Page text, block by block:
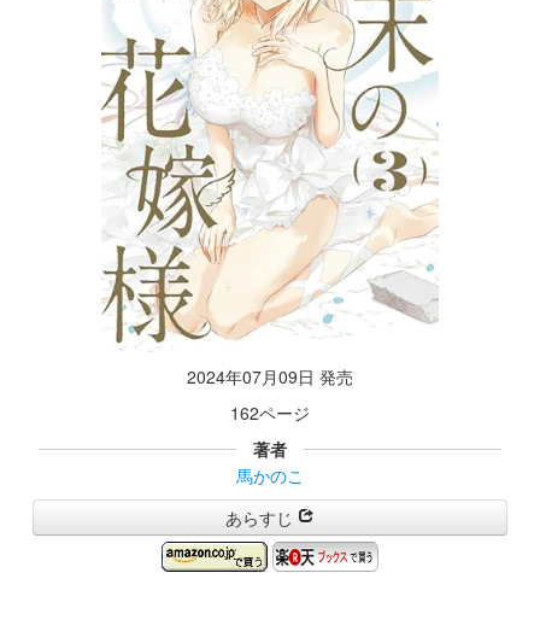
2024年07月09日 発売
162ページ
著者
馬かのこ
あらすじ